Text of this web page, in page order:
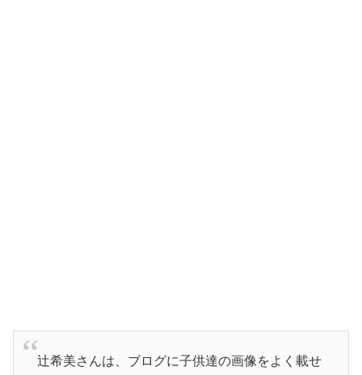
辻希美さんは、ブログに子供達の画像をよく載せ